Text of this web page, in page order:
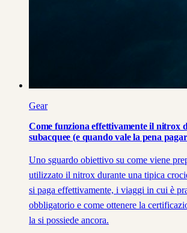
Gear
Come funziona effettivamente il nitrox
subacquee (e quando vale la pena
Uno sguardo obiettivo su come viene
utilizzato il nitrox durante una tipica
si paga effettivamente, i viaggi in cui è
obbligatorio e come ottenere la
la si possiede ancora.